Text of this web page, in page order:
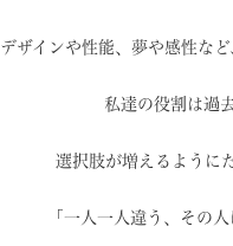
デザインや性能、夢や感性など
私達の役割は過
選択肢が増えるように
「一人一人違う、その人